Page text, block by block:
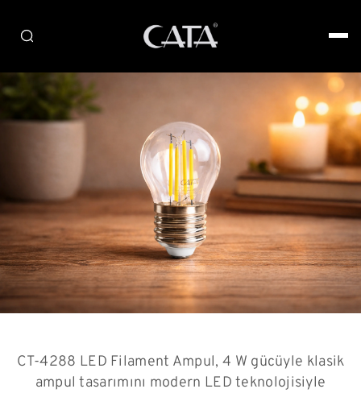
CT-4288 LED Filament Ampul, 4 W gücüyle klasik
ampul tasarımını modern LED teknolojisiyle